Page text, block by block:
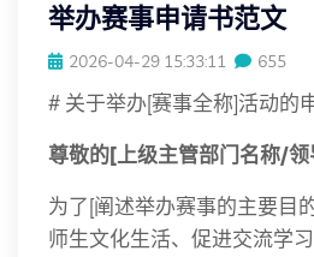
举办赛事申请书范文
2026-04-29 15:33:11 655
# 关于举办[赛事全称]活动的
尊敬的[上级主管部门名称/领
为了[阐述举办赛事的主要目
师生文化生活、促进交流学